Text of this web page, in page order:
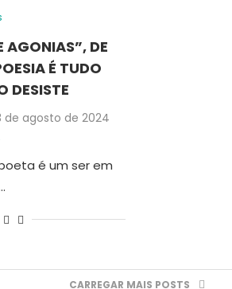
AGONIAS”, DE
É TUDO
DESISTE
de agosto de 2024
é um ser em
CARREGAR MAIS POSTS